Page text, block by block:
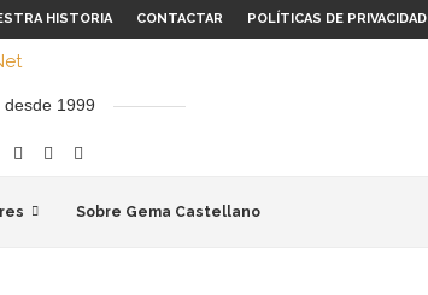
HISTORIA CONTACTAR POLÍTICAS DE PRIVACIDAD
1999
Sobre Gema Castellano